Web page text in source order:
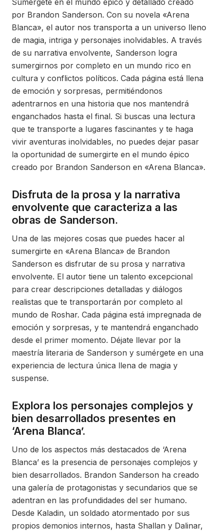
Sumérgete en el mundo épico y detallado creado
por Brandon Sanderson. Con su novela «Arena
Blanca», el autor nos transporta a un universo lleno
de magia, intriga y personajes inolvidables. A través
de su narrativa envolvente, Sanderson logra
sumergirnos por completo en un mundo rico en
cultura y conflictos políticos. Cada página está llena
de emoción y sorpresas, permitiéndonos
adentrarnos en una historia que nos mantendrá
enganchados hasta el final. Si buscas una lectura
que te transporte a lugares fascinantes y te haga
vivir aventuras inolvidables, no puedes dejar pasar
la oportunidad de sumergirte en el mundo épico
creado por Brandon Sanderson en «Arena Blanca».
Disfruta de la prosa y la narrativa
envolvente que caracteriza a las
obras de Sanderson.
Una de las mejores cosas que puedes hacer al
sumergirte en «Arena Blanca» de Brandon
Sanderson es disfrutar de su prosa y narrativa
envolvente. El autor tiene un talento excepcional
para crear descripciones detalladas y diálogos
realistas que te transportarán por completo al
mundo de Roshar. Cada página está impregnada de
emoción y sorpresas, y te mantendrá enganchado
desde el primer momento. Déjate llevar por la
maestría literaria de Sanderson y sumérgete en una
experiencia de lectura única llena de magia y
suspense.
Explora los personajes complejos y
bien desarrollados presentes en
‘Arena Blanca’.
Uno de los aspectos más destacados de ‘Arena
Blanca’ es la presencia de personajes complejos y
bien desarrollados. Brandon Sanderson ha creado
una galería de protagonistas y secundarios que se
adentran en las profundidades del ser humano.
Desde Kaladin, un soldado atormentado por sus
propios demonios internos, hasta Shallan y Dalinar,